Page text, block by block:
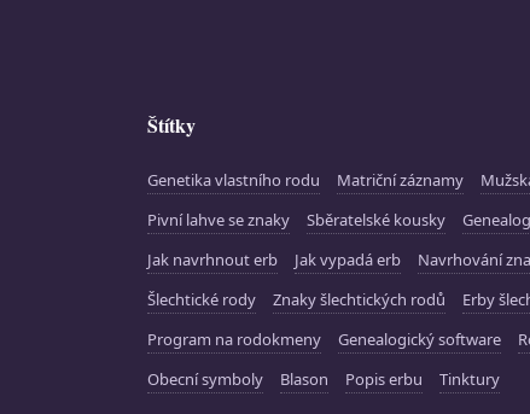
Štítky
Genetika vlastního rodu Matriční záznamy
Pivní lahve se znaky
Sběratelské kousky
Jak navrhnout erb
Jak vypadá erb Navrhování
Šlechtické rody
Znaky šlechtických rodů Erby
Program na rodokmeny
Genealogický software
Obecní symboly
Blason Popis erbu Tinktury